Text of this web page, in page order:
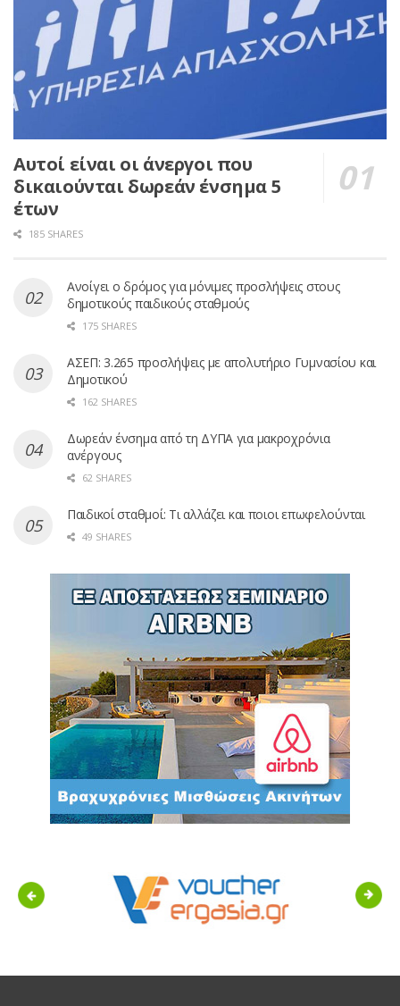
Αυτοί είναι οι άνεργοι που
δικαιούνται δωρεάν ένσημα 5
έτων
185 SHARES
Ανοίγει ο δρόμος για μόνιμες προσλήψεις στους
δημοτικούς παιδικούς σταθμούς
175 SHARES
ΑΣΕΠ: 3.265 προσλήψεις με απολυτήριο Γυμνασίου και
Δημοτικού
162 SHARES
Δωρεάν ένσημα από τη ΔΥΠΑ για μακροχρόνια
ανέργους
62 SHARES
Παιδικοί σταθμοί: Τι αλλάζει και ποιοι επωφελούνται
49 SHARES
Previous Next